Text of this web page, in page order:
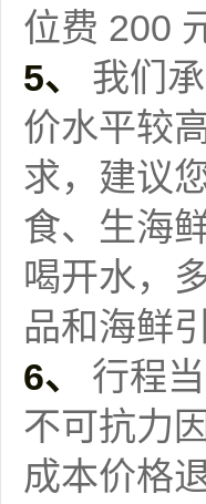
位费 200
5、
我们
价水平较
求，建议
食、生海
喝开水，
品和海鲜
6、
行程
不可抗力
成本价格